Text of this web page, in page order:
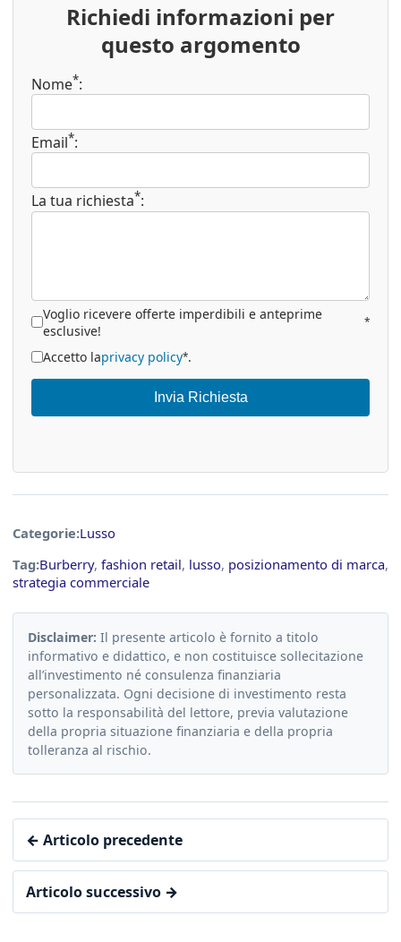
Richiedi informazioni per
questo argomento
Nome*:
Email*:
La tua richiesta*:
Voglio ricevere offerte imperdibili e anteprime
esclusive!
*
Accetto laprivacy policy*.
Invia Richiesta
Categorie:Lusso
Tag:Burberry, fashion retail, lusso, posizionamento di marca,
strategia commerciale
Disclaimer: Il presente articolo è fornito a titolo
informativo e didattico, e non costituisce sollecitazione
all’investimento né consulenza finanziaria
personalizzata. Ogni decisione di investimento resta
sotto la responsabilità del lettore, previa valutazione
della propria situazione finanziaria e della propria
tolleranza al rischio.
← Articolo precedente
Articolo successivo →